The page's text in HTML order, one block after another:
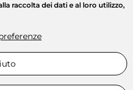
raccolta dei dati e al loro utilizzo,